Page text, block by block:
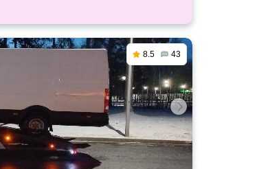
8.5 43